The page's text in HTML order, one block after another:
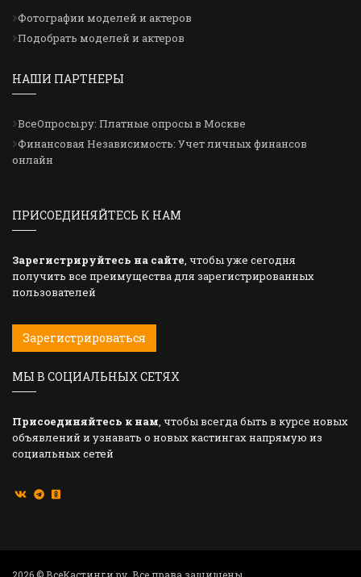
Фотографии моделей и актеров
Подобрать моделей и актеров
НАШИ ПАРТНЕРЫ
ВсеОпросы.ру: Платные опросы в Москве
Финансовая Независимость: Учет личных финансов
онлайн
ПРИСОЕДИНЯЙТЕСЬ К НАМ
Зарегистрируйтесь на сайте, чтобы уже сегодня
получить все преимущества для зарегистрированных
пользователей
Зарегистрироваться
МЫ В СОЦИАЛЬНЫХ СЕТЯХ
Присоединяйтесь к нам, чтобы всегда быть в курсе новых
объявлений и узнавать о новых кастингах напрямую из
социальных сетей